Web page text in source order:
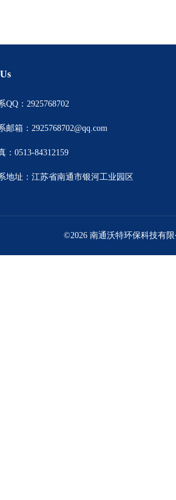
QQ：2925768702
邮箱：2925768702@qq.com
：0513-84312159
地址：江苏省南通市银河工业园区
©2026 南通沃特环保科技有